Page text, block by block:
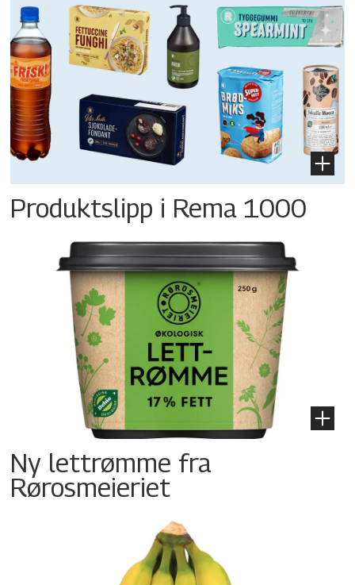
Produktslipp i Rema 1000
Ny lettrømme fra
Rørosmeieriet